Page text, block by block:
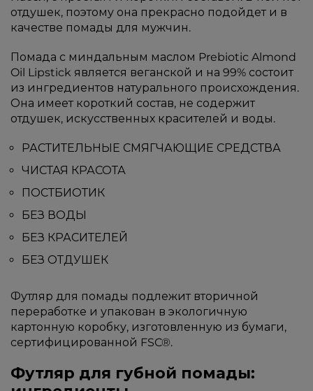
отдушек, поэтому она прекрасно подойдет и в
качестве помады для мужчин.
Помада с миндальным маслом Prebiotic Almond
Oil Lipstick является веганской и на 99% состоит
из ингредиентов натурального происхождения.
Она имеет короткий состав, не содержит
отдушек, искусственных красителей и воды.
РАСТИТЕЛЬНЫЕ СМЯГЧАЮЩИЕ СРЕДСТВА
ЧИСТАЯ КРАСОТА
ПОСТБИОТИК
БЕЗ ВОДЫ
БЕЗ КРАСИТЕЛЕЙ
БЕЗ ОТДУШЕК
Футляр для помады подлежит вторичной
переработке и упакован в экологичную
картонную коробку, изготовленную из бумаги,
сертифицированной FSC®.
Футляр для губной помады: